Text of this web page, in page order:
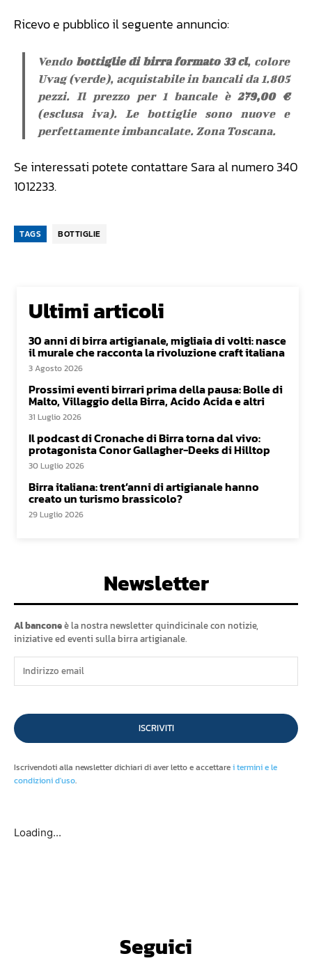
Ricevo e pubblico il seguente annuncio:
Vendo bottiglie di birra formato 33 cl, colore
Uvag (verde), acquistabile in bancali da 1.805
pezzi. Il prezzo per 1 bancale è279,00 €
(esclusa iva). Le bottiglie sono nuove e
perfettamente imbancalate. Zona Toscana.
Se interessati potete contattare Sara al numero 340
1012233.
TAGS BOTTIGLIE
Ultimi articoli
30 anni di birra artigianale, migliaia di volti: nasce
il murale che racconta la rivoluzione craft italiana
3 Agosto 2026
Prossimi eventi birrari prima della pausa: Bolle di
Malto, Villaggio della Birra, Acido Acida e altri
31 Luglio 2026
Il podcast di Cronache di Birra torna dal vivo:
protagonista Conor Gallagher-Deeks di Hilltop
30 Luglio 2026
Birra italiana: trent’anni di artigianale hanno
creato un turismo brassicolo?
29 Luglio 2026
Newsletter
Al banconeè la nostra newsletter quindicinale con notizie,
iniziative ed eventi sulla birra artigianale.
ISCRIVITI
Iscrivendoti alla newsletter dichiari di aver letto e accettarei termini e le
condizioni d'uso.
Loading...
Seguici